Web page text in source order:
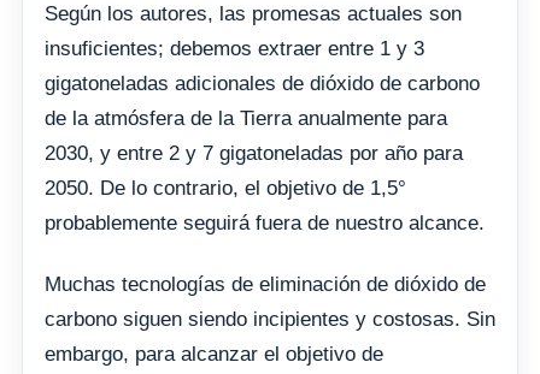
Según los autores, las promesas actuales son
insuficientes; debemos extraer entre 1 y 3
gigatoneladas adicionales de dióxido de carbono
de la atmósfera de la Tierra anualmente para
2030, y entre 2 y 7 gigatoneladas por año para
2050. De lo contrario, el objetivo de 1,5°
probablemente seguirá fuera de nuestro alcance.
Muchas tecnologías de eliminación de dióxido de
carbono siguen siendo incipientes y costosas. Sin
embargo, para alcanzar el objetivo de